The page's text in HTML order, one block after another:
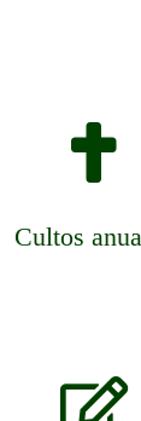

Cultos
